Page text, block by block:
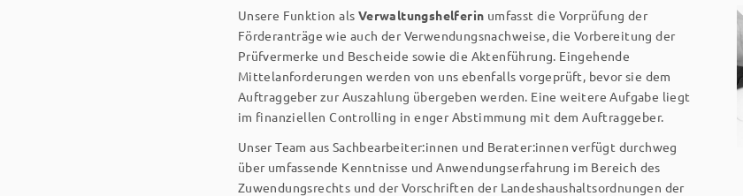
Unsere Funktion als Verwaltungshelferin umfasst die Vorprüfung der
Förderanträge wie auch der Verwendungs­nachweise, die Vorbereitung der
Prüfvermerke und Bescheide sowie die Aktenführung. Eingehende
Mittelanforde­rungen werden von uns ebenfalls vorgeprüft, bevor sie dem
Auftraggeber zur Auszahlung übergeben werden. Eine weitere Aufgabe liegt
im finanziellen Controlling in enger Abstimmung mit dem Auftraggeber.
Unser Team aus Sachbearbeiter:innen und Berater:innen verfügt durchweg
über umfassende Kenntnisse und Anwendungserfahrung im Bereich des
Zuwendungsrechts und der Vorschriften der Landeshaushaltsordnungen der